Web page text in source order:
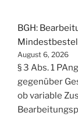
BGH:
August 6, 2026
§ 3 Abs. 1
gegenüber
ob variable